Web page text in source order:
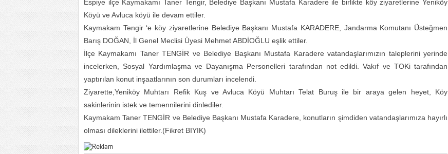
Espiye ilçe Kaymakamı Taner Tengir, Belediye Başkanı Mustafa Karadere ile birlikte köy ziyaretlerine Yeniköy
Köyü ve Avluca köyü ile devam ettiler.
Kaymakam Tengir ‘e köy ziyaretlerine Belediye Başkanı Mustafa KARADERE, Jandarma Komutanı Üsteğmen
Barış DOĞAN, İl Genel Meclisi Üyesi Mehmet ABDİOĞLU eşlik ettiler.
İlçe Kaymakamı Taner TENGİR ve Belediye Başkanı Mustafa Karadere vatandaşlarımızın taleplerini yerinde
incelerken, Sosyal Yardımlaşma ve Dayanışma Personelleri tarafından not edildi. Vakıf ve TOKi tarafından
yaptırılan konut inşaatlarının son durumları incelendi.
Ziyarette,Yeniköy Muhtarı Refik Kuş ve Avluca Köyü Muhtarı Telat Buruş ile bir araya gelen heyet, Köy
sakinlerinin istek ve temennilerini dinlediler.
Kaymakam Taner TENGİR ve Belediye Başkanı Mustafa Karadere, konutların şimdiden vatandaşlarımıza hayırlı
olması dileklerini ilettiler.(Fikret BIYIK)